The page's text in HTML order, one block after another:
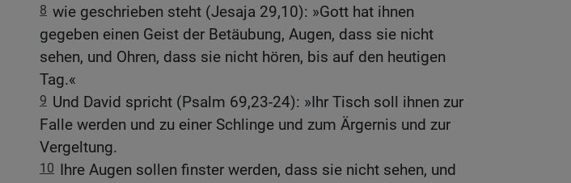
8 wie geschrieben steht (Jesaja 29,10): »Gott hat ihnen
gegeben einen Geist der Betäubung, Augen, dass sie nicht
sehen, und Ohren, dass sie nicht hören, bis auf den heutigen
Tag.«
9 Und David spricht (Psalm 69,23-24): »Ihr Tisch soll ihnen zur
Falle werden und zu einer Schlinge und zum Ärgernis und zur
Vergeltung.
10 Ihre Augen sollen finster werden, dass sie nicht sehen, und